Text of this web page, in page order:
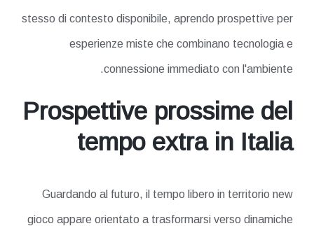
stesso di contesto disponibile, aprendo prospettive per
esperienze miste che combinano tecnologia e
connessione immediato con l'ambiente.
Prospettive prossime del
tempo extra in Italia
Guardando al futuro, il tempo libero in territorio new
gioco appare orientato a trasformarsi verso dinamiche